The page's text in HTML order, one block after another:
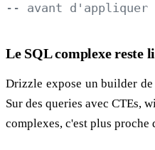
-- avant
Le SQL complexe reste
Drizzle expose un builder
Sur des queries avec CTEs,
complexes, c'est plus proche